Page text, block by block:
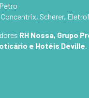
Scherer,
RH Nossa, Grupo
e Hotéis Deville.